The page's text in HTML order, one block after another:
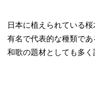
日本に植えられている
有名で代表的な種類であ
和歌の題材としても多く